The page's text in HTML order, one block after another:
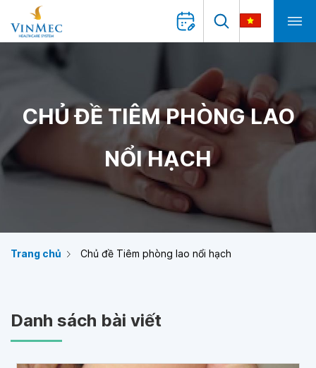
CHỦ ĐỀ TIÊM PHÒNG LAO
NỔI HẠCH
Trang chủ Chủ đề Tiêm phòng lao nổi hạch
Danh sách bài viết